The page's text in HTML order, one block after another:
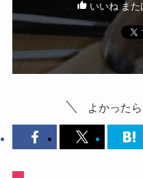
いいね また
よかった